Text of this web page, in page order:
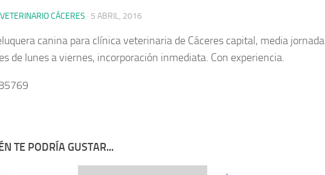
CÁCERES · 5 ABRIL, 2016
canina para clínica veterinaria de Cáceres capital, media jornada
de lunes a viernes, incorporación inmediata. Con experiencia.
TE PODRÍA GUSTAR...